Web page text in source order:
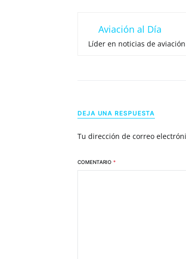
Aviación al Día
Líder en noticias de aviación
DEJA UNA RESPUESTA
Tu dirección de correo
COMENTARIO *